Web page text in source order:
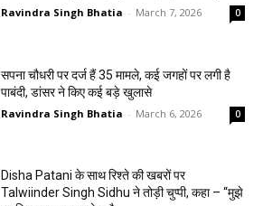
Ravindra Singh Bhatia - March 7, 2026 0
सपना चौधरी पर दर्ज हैं 35 मामले, कई जगहों पर लगी है
पाबंदी, डांसर ने किए कई बड़े खुलासे
Ravindra Singh Bhatia - March 6, 2026 0
Disha Patani के साथ रिश्ते की खबरों पर
Talwiinder Singh Sidhu ने तोड़ी चुप्पी, कहा – “मुझे